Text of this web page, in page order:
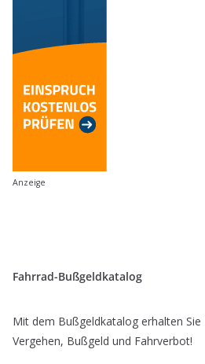
Anzeige
Fahrrad-Bußgeldkatalog
Mit dem Bußgeldkatalog erhalten
Vergehen, Bußgeld und Fahrverbot!